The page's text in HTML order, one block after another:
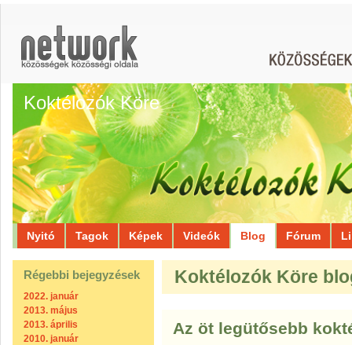
Koktélozók Köre
Nyitó Tagok Képek Videók Blog Fórum
Régebbi bejegyzések
2022. január
2013. május
2013. április
2010. január
Koktélozók Köre
Az öt legütősebb